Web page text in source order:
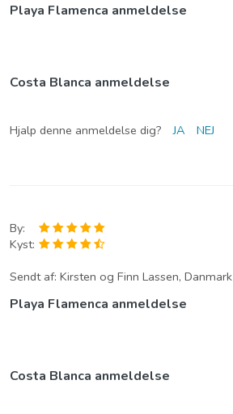
Playa Flamenca anmeldelse
Costa Blanca anmeldelse
Hjalp denne anmeldelse dig? JA NEJ
By:
Kyst:
Sendt af: Kirsten og Finn Lassen, Danmark
Playa Flamenca anmeldelse
Costa Blanca anmeldelse